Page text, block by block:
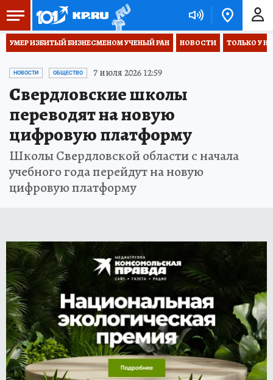
УМЕР ИЗБИТЫЙ БИЗНЕСМЕНОМ УЧЕНЫЙ РАН НОВОСТИ ТОЛЬКО У
НОВОСТИ ОБЩЕСТВО 7 июля 2026 12:59
Свердловские школы
переводят на новую
цифровую платформу
Школы Свердловской области с начала
учебного года перейдут на новую
цифровую платформу